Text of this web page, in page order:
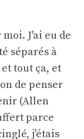
J'ai eu de
séparés à
tout ça, et
de penser
(Allen
parce
j'étais